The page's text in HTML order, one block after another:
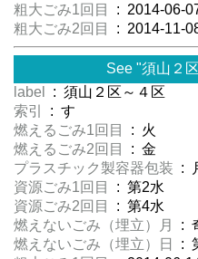
粗大ごみ1回目
: 2014-06-
粗大ごみ2回目
: 2014-11-
See "須山２
label
: 須山２区～４区
索引
: す
燃えるごみ1回目
: 火
燃えるごみ2回目
: 金
プラスチック製容器包装 :
資源ごみ1回目
: 第2水
資源ごみ2回目
: 第4水
燃えないごみ（埋立）月
:
燃えないごみ（埋立）日
: